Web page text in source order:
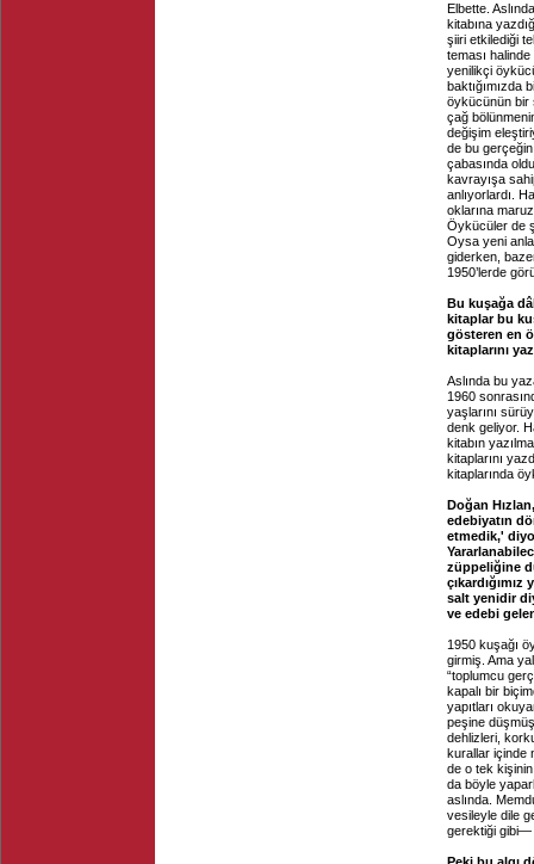
Elbette.
kitabına
şiiri etkilediği
teması
yenilikçi
öykücünün bir
çağ
değişim
de bu
çabasında
kavrayışa
anlıyorlardı.
oklarına
Öykücüler de
Oysa yeni
giderken,
1950’lerde
Bu kuşağa
kitaplar bu
gösteren en
kitaplarını
Aslında bu
1960
yaşlarını
denk geliyor.
kitabın
kitaplarını
kitaplarında
Doğan
edebiyatın
etmedik,'
züppeliğine
salt yenidir
ve edebi
1950 kuşağı
girmiş. Ama
“toplumcu
kapalı bir
yapıtları
peşine
dehlizleri,
kurallar içinde
de o tek
da böyle
aslında.
vesileyle dile
gerektiği gibi—